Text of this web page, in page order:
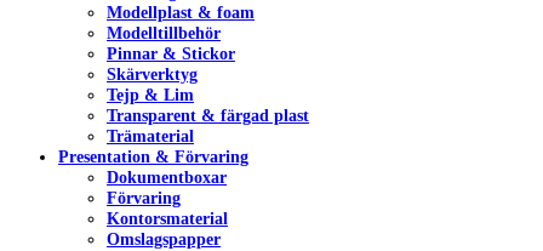
Modellplast & foam
Modelltillbehör
Pinnar & Stickor
Skärverktyg
Tejp & Lim
Transparent & färgad plast
Trämaterial
Presentation & Förvaring
Dokumentboxar
Förvaring
Kontorsmaterial
Omslagspapper